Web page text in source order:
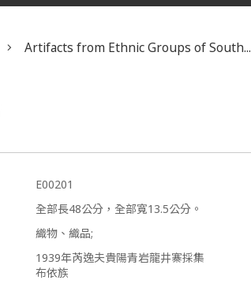
Artifacts from Ethnic Groups of South...
E00201
全部長48公分，全部寬13.5公分。
織物、織品;
1939年芮逸夫貴陽青岩龍井寨採集
布依族